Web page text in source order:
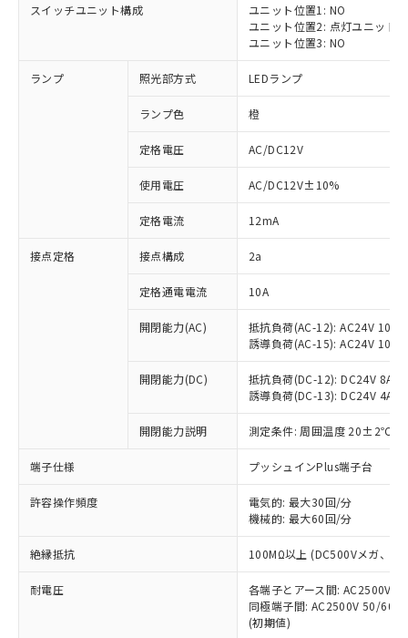
スイッチユニット構成
ユニット位置1: NO
ユニット位置2: 点灯ユニット
ユニット位置3: NO
ランプ 照光部方式 LEDランプ
ランプ色 橙
定格電圧 AC/DC12V
使用電圧 AC/DC12V±10%
定格電流 12mA
接点定格 接点構成 2a
定格通電電流 10A
開閉能力(AC)
抵抗負荷(AC-12): AC24V 10A/
誘導負荷(AC-15): AC24V
開閉能力(DC)
抵抗負荷(DC-12): DC24V 8A/
誘導負荷(DC-13): DC24V 4A/
開閉能力説明 測定条件: 周囲温度 20±2℃、
端子仕様 プッシュインPlus端子台
許容操作頻度
電気的: 最大30回/分
機械的: 最大60回/分
絶縁抵抗 100MΩ以上 (DC500Vメガ、点
耐電圧
各端子とアース間: AC2500V
同極端子間: AC2500V 50/
(初期値)
ご利用条件
以下の条件をお読みいただき、同意のうえ
ご利用ください。
本サービスは、当社制御機器事業取扱
商品の当社在庫状況および標準価格
(税抜)を提供させていただくもので
当社制御機器事業取扱商品の中には、
本サービスの対象外となる商品もある
ことをご了承ください。
在庫状況および標準価格照会結果は、
記載している更新日時点での社内デー
タに基づき作成されるものであり、閲
覧された時点での実際の在庫および標
準価格とは異なる場合があることをご
※1 対応状況
対応済み：EU RoHS指令（10物質）の
非含有に対応した製品が提供可能な商品で
す。
対応予定：EU RoHS指令（10物質）の非含
有に対応した製品に切り替える予定のある
対応予定なし：EU RoHS指令（10物質）の
非含有に非対応の商品で、対応品を出す予
定はありません。
調査・確認中：EU RoHS指令（10物質）の
非含有の対応状況を調査中または確認中の
非該当品：ライセンス料など無形物で、有
害物質有無と関係のない商品です。
仕入先様の事情により、非含有部品として
いたものが、含有品と判明した場合などや
むを得ず変更することがあります。
六価クロム(Cr(Ⅵ)) 1000ppm以下、ポリ臭化ビフェニル
類(PBB) 1000ppm以下、ポリ臭化ジフェニルエーテル類
「○」：最大均質材料含有率が中国RoHSの
基準値以下であることを示します。
「×」：最大均質材料含有率が中国RoHSの
基準値を超えていることを示します。
「－」：未確認です。当社販売部門へお問
*中国RoHS10物質の基準値 (GB/T26572)：
Pb(鉛) :1000ppm、 Hg(水銀) : 1000ppm、 Cd(カドミウ
Cr(Ⅵ)(六価クロム) : 1000ppm、 PBBs(ポリ臭化ビフェ
当社は、これら貴社製品のうち、外国
為替および外国貿易法に定める商品
（以下｢規制貨物等」という）を輸出
または国外への提供する場合は、日本
国政府の輸出許可(または役務取引許
可)を取得するなどの必要な手続きを